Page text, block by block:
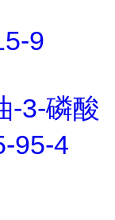
9
-3-磷酸
95-4